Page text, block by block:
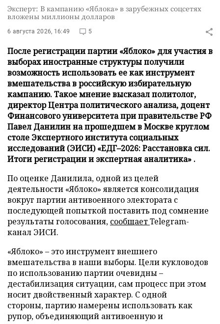
Эксперт: В кампанию «Яблока» в зарубежных соцсетях
вложены миллионы долларов
6 августа 2026, 16:49 5
После регистрации партии «Яблоко» для участия в
выборах иностранные структуры получили
возможность использовать ее как инструмент
вмешательства в российскую избирательную
кампанию. Такое мнение высказал политолог,
директор Центра политического анализа, доцент
Финансового университета при правительстве РФ
Павел Данилин на прошедшем в Москве круглом
столе Экспертного института социальных
исследований (ЭИСИ) «ЕДГ–2026: Расстановка сил.
Итоги регистрации и экспертная аналитика» .
По оценке Данилила, одной из целей
деятельности «Яблоко» является консолидация
вокруг партии антивоенного электората с
последующей попыткой поставить под сомнение
результаты голосования, сообщаетTelegram-
канал ЭИСИ.
«Яблоко» – это инструмент внешнего
вмешательства в наши выборы. Цели кукловодов
по использованию партии очевидны –
дестабилизация ситуации, сам процесс при этом
носит двойственный характер. С одной
стороны, партию намерены использовать как
рупор, объединяющий антивоенную и